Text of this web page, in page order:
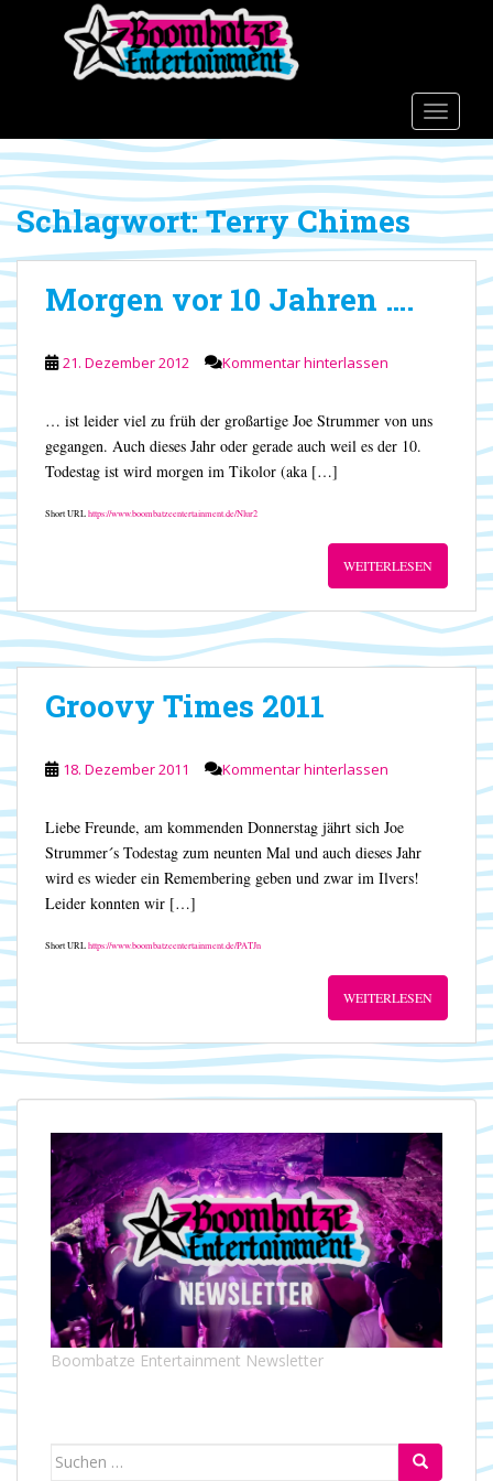
o
m
a
c
t
e
n
Schlagwort:Terry Chimes
Morgen vor 10 Jahren ….
21. Dezember 2012 Kommentar hinterlassen
… ist leider viel zu früh der großartige Joe Strummer von uns
gegangen. Auch dieses Jahr oder gerade auch weil es der 10.
Todestag ist wird morgen im Tikolor (aka […]
Short URLhttps://www.boombatzeentertainment.de/Nlur2
WEITERLESEN
Groovy Times 2011
18. Dezember 2011 Kommentar hinterlassen
Liebe Freunde, am kommenden Donnerstag jährt sich Joe
Strummer´s Todestag zum neunten Mal und auch dieses Jahr
wird es wieder ein Remembering geben und zwar im Ilvers!
Leider konnten wir […]
Short URLhttps://www.boombatzeentertainment.de/PATJn
WEITERLESEN
Boombatze Entertainment Newsletter
Suchen